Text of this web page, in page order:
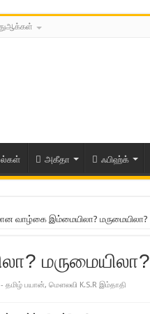
அகீதா ஃபிஹ்க்
வாழ்கை இம்மையிலா? மருமையிலா?
மருமையிலா?
தமிழ் பயான், மௌலவி K.S.R இம்தாதி